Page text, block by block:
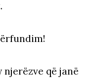
njerëzve që janë